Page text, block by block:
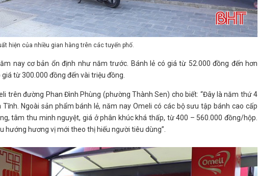
hiện của nhiều gian hàng trên các tuyến phố.
nay cơ bản ổn định như năm trước. Bánh lẻ có giá từ 52.000 đồng đến hơn
từ 300.000 đồng đến vài triệu đồng.
trên đường Phan Đình Phùng (phường Thành Sen) cho biết: “Đây là năm thứ 4
Ngoài sản phẩm bánh lẻ, năm nay Omeli có các bộ sưu tập bánh cao cấp
tâm thu minh nguyệt, giá ở phân khúc khá thấp, từ 400 – 560.000 đồng/hộp.
hướng hương vị mới theo thị hiếu người tiêu dùng”.